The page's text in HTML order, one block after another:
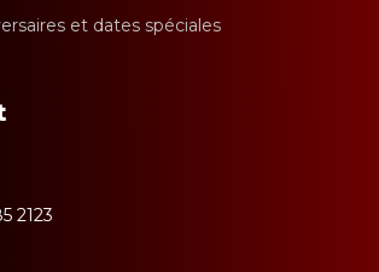
et dates spéciales
2123